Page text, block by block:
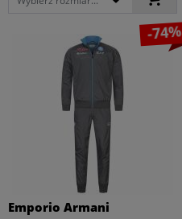
-74%
Emporio Armani